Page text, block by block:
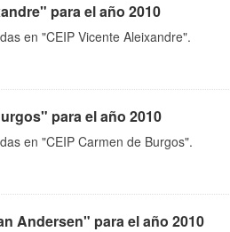
para el año 2010
en "CEIP Vicente Aleixandre".
para el año 2010
en "CEIP Carmen de Burgos".
Andersen" para el año 2010